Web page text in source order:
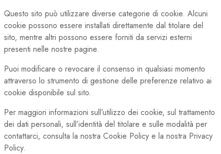
Questo sito può utilizzare diverse categorie di cookie. Alcuni
cookie possono essere installati direttamente dal titolare del
sito, mentre altri possono essere forniti da servizi esterni
presenti nelle nostre pagine.
Puoi modificare o revocare il consenso in qualsiasi momento
attraverso lo strumento di gestione delle preferenze relativo ai
cookie disponibile sul sito.
Per maggiori informazioni sull’utilizzo dei cookie, sul trattamento
dei dati personali, sull’identità del titolare e sulle modalità per
contattarci, consulta la nostra Cookie Policy e la nostra Privacy
Policy.